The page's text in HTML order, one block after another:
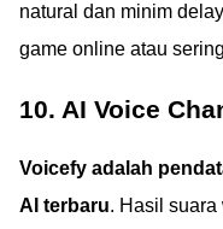
natural dan minim
game online atau
10. AI Voice
Voicefy adalah
AI terbaru. Hasil